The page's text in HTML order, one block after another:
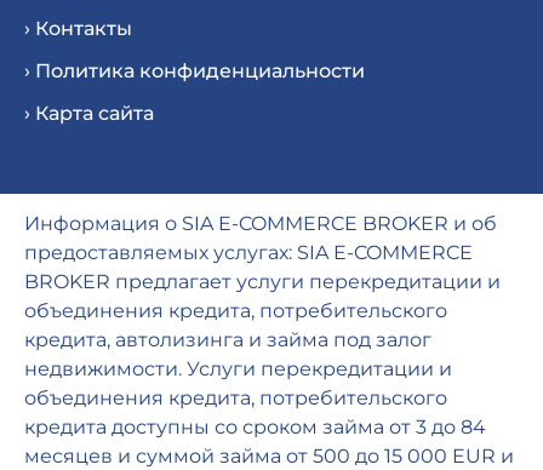
› Контакты
› Политика конфиденциальности
› Карта сайта
Информация о SIA E-COMMERCE BROKER и об
предоставляемых услугах: SIA E-COMMERCE
BROKER предлагает услуги перекредитации и
объединения кредита, потребительского
кредита, автолизинга и займа под залог
недвижимости. Услуги перекредитации и
объединения кредита, потребительского
кредита доступны со сроком займа от 3 до 84
месяцев и суммой займа от 500 до 15 000 EUR и